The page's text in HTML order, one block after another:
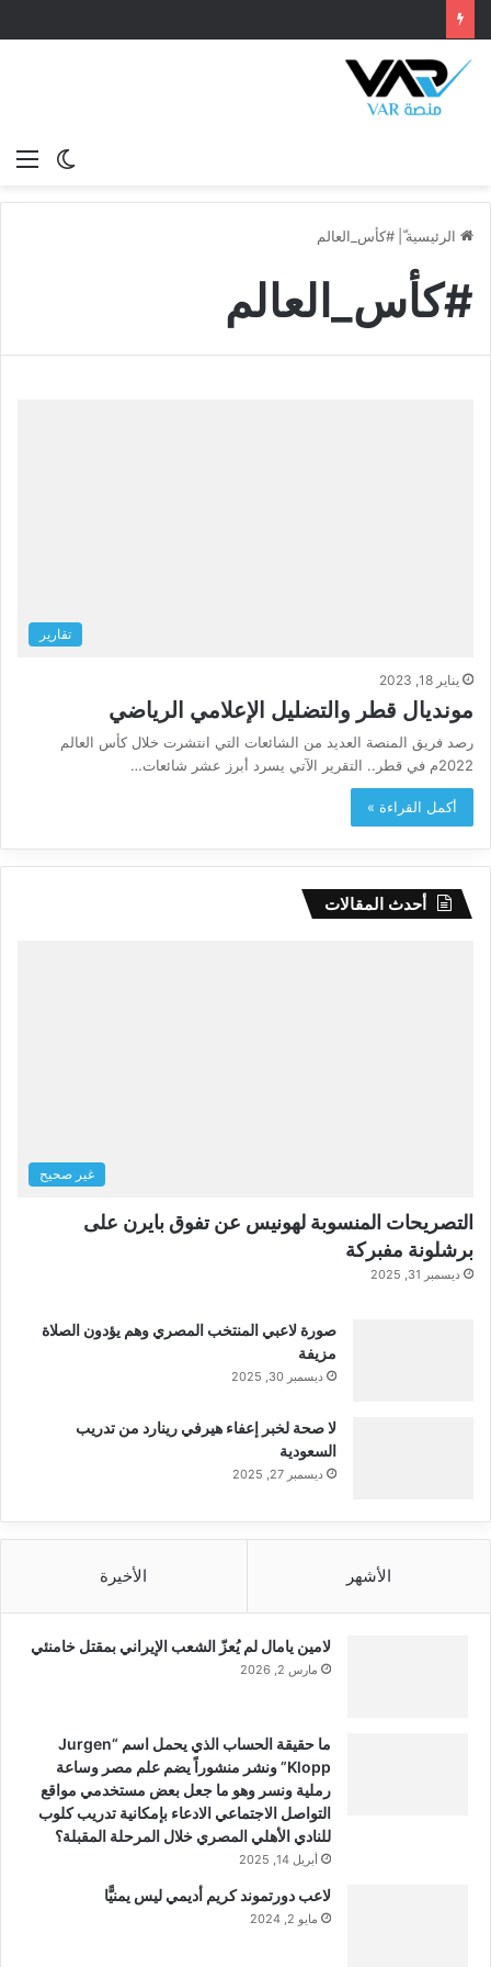
الوضع
الرئيسية #كأس_العالم
#كأس_العالم
تقارير
يناير 18, 2023
مونديال قطر والتضليل الإعلامي الرياضي
رصد فريق المنصة العديد من الشائعات التي انتشرت خلال كأس العالم
2022م في قطر.. التقرير الآتي يسرد أبرز عشر شائعات…
أكمل القراءة »
أحدث المقالات
غير صحيح
التصريحات المنسوبة لهونيس عن تفوق بايرن على
برشلونة مفبركة
ديسمبر 31, 2025
صورة لاعبي المنتخب المصري وهم يؤدون الصلاة
مزيفة
ديسمبر 30, 2025
لا صحة لخبر إعفاء هيرفي رينارد من تدريب
السعودية
ديسمبر 27, 2025
الأشهر الأخيرة
لامين يامال لم يُعزّ الشعب الإيراني بمقتل خامنئي
مارس 2, 2026
ما حقيقة الحساب الذي يحمل اسم “Jurgen
Klopp” ونشر منشوراً يضم علم مصر وساعة
رملية ونسر وهو ما جعل بعض مستخدمي مواقع
التواصل الاجتماعي الادعاء بإمكانية تدريب كلوب
للنادي الأهلي المصري خلال المرحلة المقبلة؟
أبريل 14, 2025
لاعب دورتموند كريم أديمي ليس يمنيًّا
مايو 2, 2024